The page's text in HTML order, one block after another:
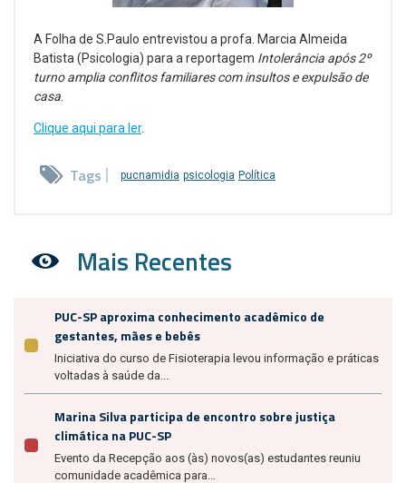
A Folha de S.Paulo entrevistou a profa. Marcia Almeida
Batista (Psicologia) para a reportagem Intolerância após 2º
turno amplia conflitos familiares com insultos e expulsão de
casa
Clique aqui para ler.
Tags pucnamidia psicologia Política
Mais Recentes
PUC-SP aproxima conhecimento acadêmico de
gestantes, mães e bebês
Iniciativa do curso de Fisioterapia levou informação e práticas
voltadas à saúde da...
Marina Silva participa de encontro sobre justiça
climática na PUC-SP
Evento da Recepção aos (às) novos(as) estudantes reuniu
comunidade acadêmica para...